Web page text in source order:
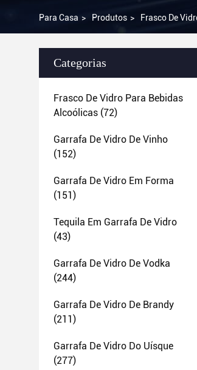
Para Casa > Produtos > Frasco De
Categorias
Frasco De Vidro Para Bebidas
Alcoólicas (72)
Garrafa De Vidro De Vinho
(152)
Garrafa De Vidro Em Forma
(151)
Tequila Em Garrafa De Vidro
(43)
Garrafa De Vidro De Vodka
(244)
Garrafa De Vidro De Brandy
(211)
Garrafa De Vidro Do Uísque
(277)